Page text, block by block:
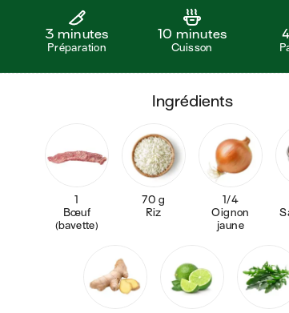
3 minutes
Préparation
10 minutes
Cuisson
ingrédients
1
Bœuf
(bavette)
70 g
Riz
1/4
Oignon
jaune
Sauce soja